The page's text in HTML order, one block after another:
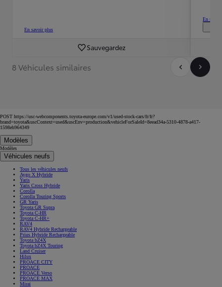
En savoir plus
Sauvegardez
En
8 Véhicules similaires
POST https://usc-webcomponents.toyota-europe.com/v1/used-stock-cars/fr/fr?
brand=toyota&uscContext=used&uscEnv=production&vehicleForSaleId=8eead34a-5310-4878-a417-
1598eb964349
Modèles
Modèles
Véhicules neufs
Tous les véhicules neufs
Aygo X Hybride
Yaris
Yaris Cross Hybride
Corolla
Corolla Touring Sports
GR Yaris
Toyota GR Supra
Toyota C-HR
Toyota C-HR+
RAV4
RAV4 Hybride Rechargeable
Prius Hybride Rechargeable
Toyota bZ4X
Toyota bZ4X Touring
Land Cruiser
Hilux
PROACE CITY
PROACE
PROACE Verso
PROACE MAX
Mirai